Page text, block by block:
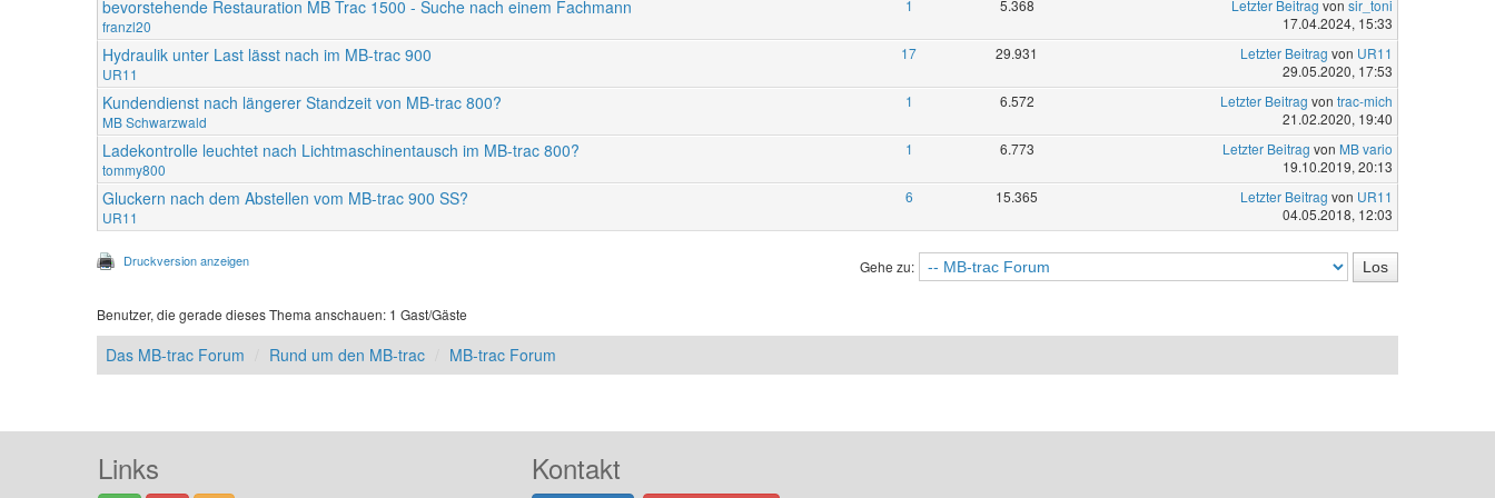
bevorstehende Restauration MB Trac 1500 - Suche nach einem Fachmann
franzl20
1 5.368 Letzter Beitrag von sir_toni
17.04.2024, 15:33
Hydraulik unter Last lässt nach im MB-trac 900
UR11
17 29.931 Letzter Beitrag von UR11
29.05.2020, 17:53
Kundendienst nach längerer Standzeit von MB-trac 800?
MB Schwarzwald
1 6.572 Letzter Beitrag von trac-mich
21.02.2020, 19:40
Ladekontrolle leuchtet nach Lichtmaschinentausch im MB-trac 800?
tommy800
1 6.773 Letzter Beitrag von MB vario
19.10.2019, 20:13
Gluckern nach dem Abstellen vom MB-trac 900 SS?
UR11
6 15.365 Letzter Beitrag von UR11
04.05.2018, 12:03
Druckversion anzeigen Gehe zu:
Benutzer, die gerade dieses Thema anschauen: 1 Gast/Gäste
Das MB-trac Forum Rund um den MB-trac MB-trac Forum
Links Kontakt